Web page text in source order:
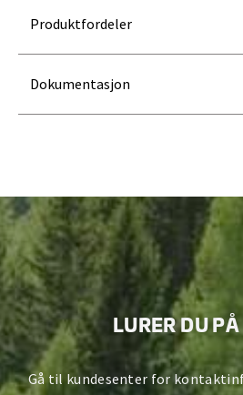
Produktfordeler
Dokumentasjon
LURER DU
Gå til kundesenter for